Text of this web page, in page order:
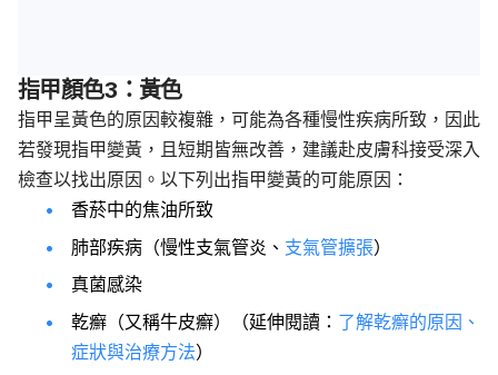
指甲顏色3：黃色
指甲呈黃色的原因較複雜，可能為各種慢性疾病所致，因此
若發現指甲變黃，且短期皆無改善，建議赴皮膚科接受深入
檢查以找出原因。以下列出指甲變黃的可能原因：
香菸中的焦油所致
肺部疾病（慢性支氣管炎、 支氣管擴張）
真菌感染
乾癬（又稱牛皮癬）（延伸閱讀： 了解乾癬的原因、
症狀與治療方法）